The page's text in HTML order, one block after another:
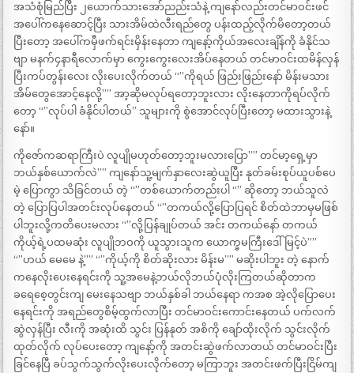
အသံစုံမြည်ပြီး ၂ယောက်သားအော်ညည်းသံနဲ့ ကျနော်လည်းတင်မာဝင်းဖင်
အပေါ်ကနေဆောင့်ပြီး သားအိမ်ထဲလီးရည်တွေ ပန်းထည့်လိုက်မိတော့တယ်
ပြီးတော့ အပေါ်ကမှီဖက်ရင်းမှိန်းနေတာ ကျနော့်ကိုယ်အလေးချိန်ကို ခံနိုင်သ
ဗျာ မနက်၄နာရီလောက်မှာ ကွေးကွေးလေးအိပ်နေတယ် တင်မာဝင်းထမိန်လှန်
ပြီးကပ်တွန်းလေး လိုးပေးလိုက်တယ် “”ကိုရယ် ဖြည်းဖြည်းနော် မိန်းမသား
အိမ်တွေအောင့်နေလို့”” အာ့ဆိုမလုပ်ရတော့ဘူးလား လိုးနေတာကိုရပ်လိုက်
တော့ “”လုပ်ပါ ခံနိုင်ပါတယ်” သူများကို စွဲအောင်လုပ်ပြီးတော့ မထားသွားနဲ့
နော်။
ကိုဇော်ကဆရာကြီးပဲ လူပျိုမဟုတ်တော့ဘူးမလားပြော”” တင်မာ့ရှေ့မှာ
ဘယ်နှစ်ယောက်လဲ”” ကျနော်သူ့မျက်နှာလေးဆွဲယူပြီး နုတ်ခမ်းစုပ်ယူပစ်ပေ
မဲ့ ပြောကွာ သိခြင်တယ် တဲ့ “”တစ်ယောက်တည်းပါ “” ဆိုတော့ ဘယ်သူလဲ
တဲ့ ပြောပြပါအတင်းလုပ်နေတယ် “”တကယ်လို့ပြောပြရင် စိတ်ထဲဘာမှမဖြစ်
ပါဘူးလို့ကတိပေးမလား “”လို့ပြန်ချုပ်တယ် အင်း တကယ်နော် တကယ်
ကိုယ့်ရဲ့ပထမဆုံး လူပျိုဘဝကို ယူသွားသူက ယောက္ခမကြီးဒေါ်မြင့်ပဲ””
“”ဟယ် မေမေ နဲ့”” “”ကိုယ့်ကို စိတ်ဆိုးလား မိန်းမ”” မဆိုးပါဘူး တဲ့ နောက်
ကနေလိုးပေးနေရင်းကို သူ့အမေနဲ့ဘယ်လိုဘယ်ပုံလိုးကြတယ်ဆိုတာက
ခရေစေ့တွင်းကျ မေးနေသဗျာ ဘယ်နှစ်ခါ ဘယ်နေရာ ကအစ အဲ့လိုပြောပေး
နေရင်းကို အရည်တွေစိမ့်ထွက်လာပြီး တင်မာဝင်းကောင်းနေတယ် ပက်လက်
ဆွဲလှန်ပြီး လီးကို အဆုံးထိ သွင်း ပြန်နုတ် အစိကို ချော်ထိုးလိုက် သွင်းလိုက်
ထုတ်လိုက် လုပ်ပေးတော့ ကျနော့်ကို အတင်းဆွဲဖက်လာတယ် တင်မာဝင်းပြီး
ခြင်နေပြီ ခပ်သွက်သွက်လိုးပေးလိုက်တော့ မကြာဘူး အတင်းဖက်ပြီးငြိမ်ကျ